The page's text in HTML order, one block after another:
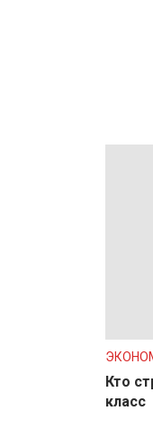
Кто
класс